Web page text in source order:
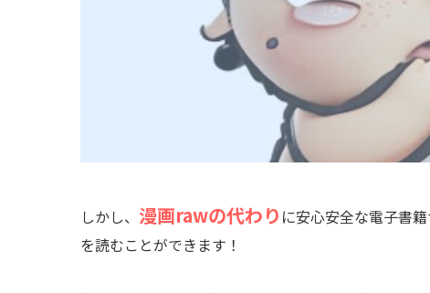
しかし、 漫画rawの代わり に安心安全な電子書
を読むことができます！